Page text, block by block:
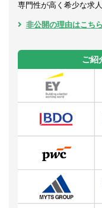
専門性が高く希少な求
非公開の理由はこちら
ご紹